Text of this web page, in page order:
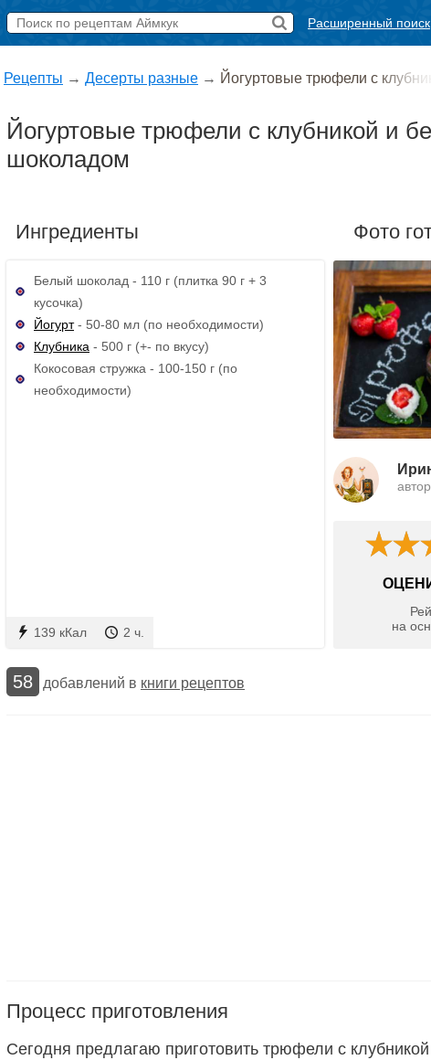
Расширенный поиск
Рецепты → Десерты разные → Йогуртовые трюфели с
Йогуртовые трюфели с клубникой и
шоколадом
Ингредиенты
Белый шоколад - 110 г (плитка 90 г + 3
кусочка)
Йогурт- 50-80 мл (по необходимости)
Клубника - 500 г (+- по вкусу)
Кокосовая стружка - 100-150 г (по
необходимости)
139 кКал 2 ч.
Фото
на
58 добавлений в книги рецептов
Процесс приготовления
Сегодня предлагаю приготовить трюфели с